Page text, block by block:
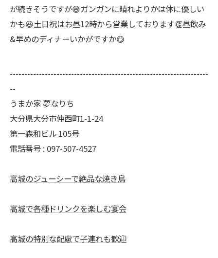
が続きそうですが😅ガンガンに晴れよりかは体に優しい
かも😆土日祝はお昼12時から営業しております👏昼飲み
&早めのディナーいかがですか😋
--------------------------------------------------------------------
--
うまか家 夢なりち
大分県大分市仲西町1-1-24
第一森和ビル 105号
電話番号 : 097-507-4527
高城のジューシーで絶品な焼き鳥
高城で各種ドリンクを楽しむ宴会
高城の特別な配慮で子連れも歓迎